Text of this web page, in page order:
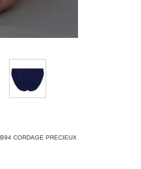
B94 CORDAGE PRECIEUX